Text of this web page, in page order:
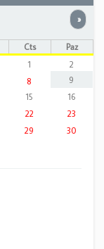
»
Cts
Paz
1
2
8
9
15
16
22
23
29
30